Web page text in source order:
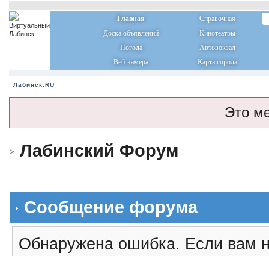
Главная
Справочная
Доска объявлений
Кинотеатры
Погода
Автовокзал
Веб-камера
Карта города
Лабинск.RU
Это
Лабинский Форум
Сообщение форума
Обнаружена ошибка. Если вам